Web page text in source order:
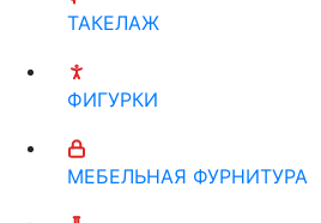
ТАКЕЛАЖ
ФИГУРКИ
МЕБЕЛЬНАЯ ФУРНИТУРА